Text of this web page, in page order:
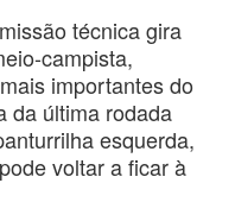
técnica gira
campista,
importantes do
da última rodada
esquerda,
voltar a ficar à